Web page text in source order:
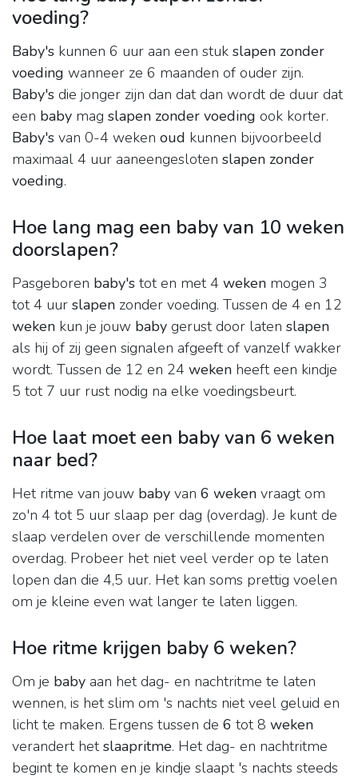
voeding?
Baby's kunnen 6 uur aan een stuk slapen zonder
voeding wanneer ze 6 maanden of ouder zijn.
Baby's die jonger zijn dan dat dan wordt de duur dat
een baby mag slapen zonder voeding ook korter.
Baby's van 0-4 weken oud kunnen bijvoorbeeld
maximaal 4 uur aaneengesloten slapen zonder
voeding.
Hoe lang mag een baby van 10 weken
doorslapen?
Pasgeboren baby's tot en met 4 weken mogen 3
tot 4 uur slapen zonder voeding. Tussen de 4 en 12
weken kun je jouw baby gerust door laten slapen
als hij of zij geen signalen afgeeft of vanzelf wakker
wordt. Tussen de 12 en 24 weken heeft een kindje
5 tot 7 uur rust nodig na elke voedingsbeurt.
Hoe laat moet een baby van 6 weken
naar bed?
Het ritme van jouw baby van 6 weken vraagt om
zo'n 4 tot 5 uur slaap per dag (overdag). Je kunt de
slaap verdelen over de verschillende momenten
overdag. Probeer het niet veel verder op te laten
lopen dan die 4,5 uur. Het kan soms prettig voelen
om je kleine even wat langer te laten liggen.
Hoe ritme krijgen baby 6 weken?
Om je baby aan het dag- en nachtritme te laten
wennen, is het slim om 's nachts niet veel geluid en
licht te maken. Ergens tussen de 6 tot 8 weken
verandert hetslaapritme. Het dag- en nachtritme
begint te komen en je kindje slaapt 's nachts steeds